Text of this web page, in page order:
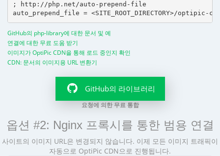
; http://php.net/auto-prepend-file
GitHub의 php-library에 대한 문서 및 예
연결에 대한 무료 도움 받기
이미지가 OptiPic CDN을 통해 로드 중인지 확인
CDN: 문서의 이미지용 URL 변환기
GitHub의 라이브러리
요청에 의한 무료 통합
옵션 #2: Nginx 프록시를 통한 범용 연결
사이트의 이미지 URL은 변경되지 않습니다. 이제 모든 이미지 트래픽이
자동으로 OptiPic CDN으로 진행됩니다.